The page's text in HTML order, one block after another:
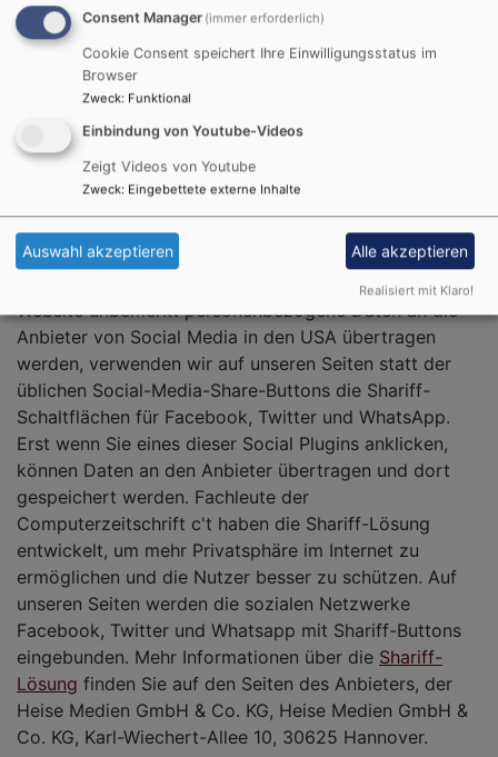
6. Social Plugins
Auf unserer Website werden sogenannte "Social
personenbezogene) Daten an die Diensteanbieter
gesendet und gegebenenfalls von diesen genutzt
werden.
Zum Schutz: Social-Media-Buttons mit Shariff
Um zu verhindern, dass von Besuchern unserer
Website unbemerkt personenbezogene Daten an die
Anbieter von Social Media in den USA übertragen
werden, verwenden wir auf unseren Seiten statt der
üblichen Social-Media-Share-Buttons die Shariff-
Schaltflächen für Facebook, Twitter und WhatsApp.
Erst wenn Sie eines dieser Social Plugins anklicken,
können Daten an den Anbieter übertragen und dort
gespeichert werden. Fachleute der
Computerzeitschrift c't haben die Shariff-Lösung
entwickelt, um mehr Privatsphäre im Internet zu
ermöglichen und die Nutzer besser zu schützen. Auf
unseren Seiten werden die sozialen Netzwerke
Facebook, Twitter und Whatsapp mit Shariff-Buttons
eingebunden. Mehr Informationen über die Shariff-
Lösung finden Sie auf den Seiten des Anbieters, der
Heise Medien GmbH & Co. KG, Heise Medien GmbH &
Co. KG, Karl-Wiechert-Allee 10, 30625 Hannover.
Consent Manager (immer erforderlich)
Cookie Consent speichert Ihre Einwilligungsstatus im
Browser
Zweck: Funktional
Einbindung von Youtube-Videos
Zeigt Videos von Youtube
Zweck: Eingebettete externe Inhalte
Auswahl akzeptieren Alle akzeptieren
Realisiert mit Klaro!